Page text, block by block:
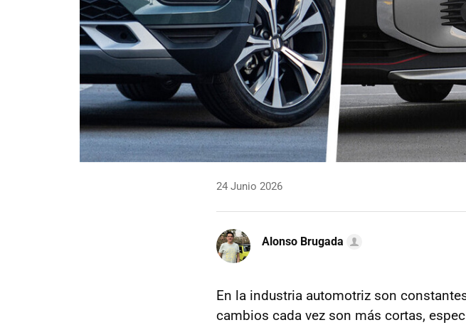
24 Junio 2026
Alonso Brugada
En la industria automotriz son
cambios cada vez son más cortas,